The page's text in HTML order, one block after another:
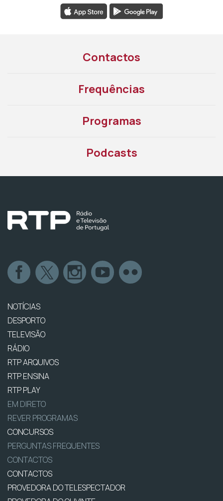
Contactos
Frequências
Programas
Podcasts
NOTÍCIAS
DESPORTO
TELEVISÃO
RÁDIO
RTP ARQUIVOS
RTP ENSINA
RTP PLAY
EM DIRETO
REVER PROGRAMAS
CONCURSOS
PERGUNTAS FREQUENTES
CONTACTOS
CONTACTOS
PROVEDORA DO TELESPECTADOR